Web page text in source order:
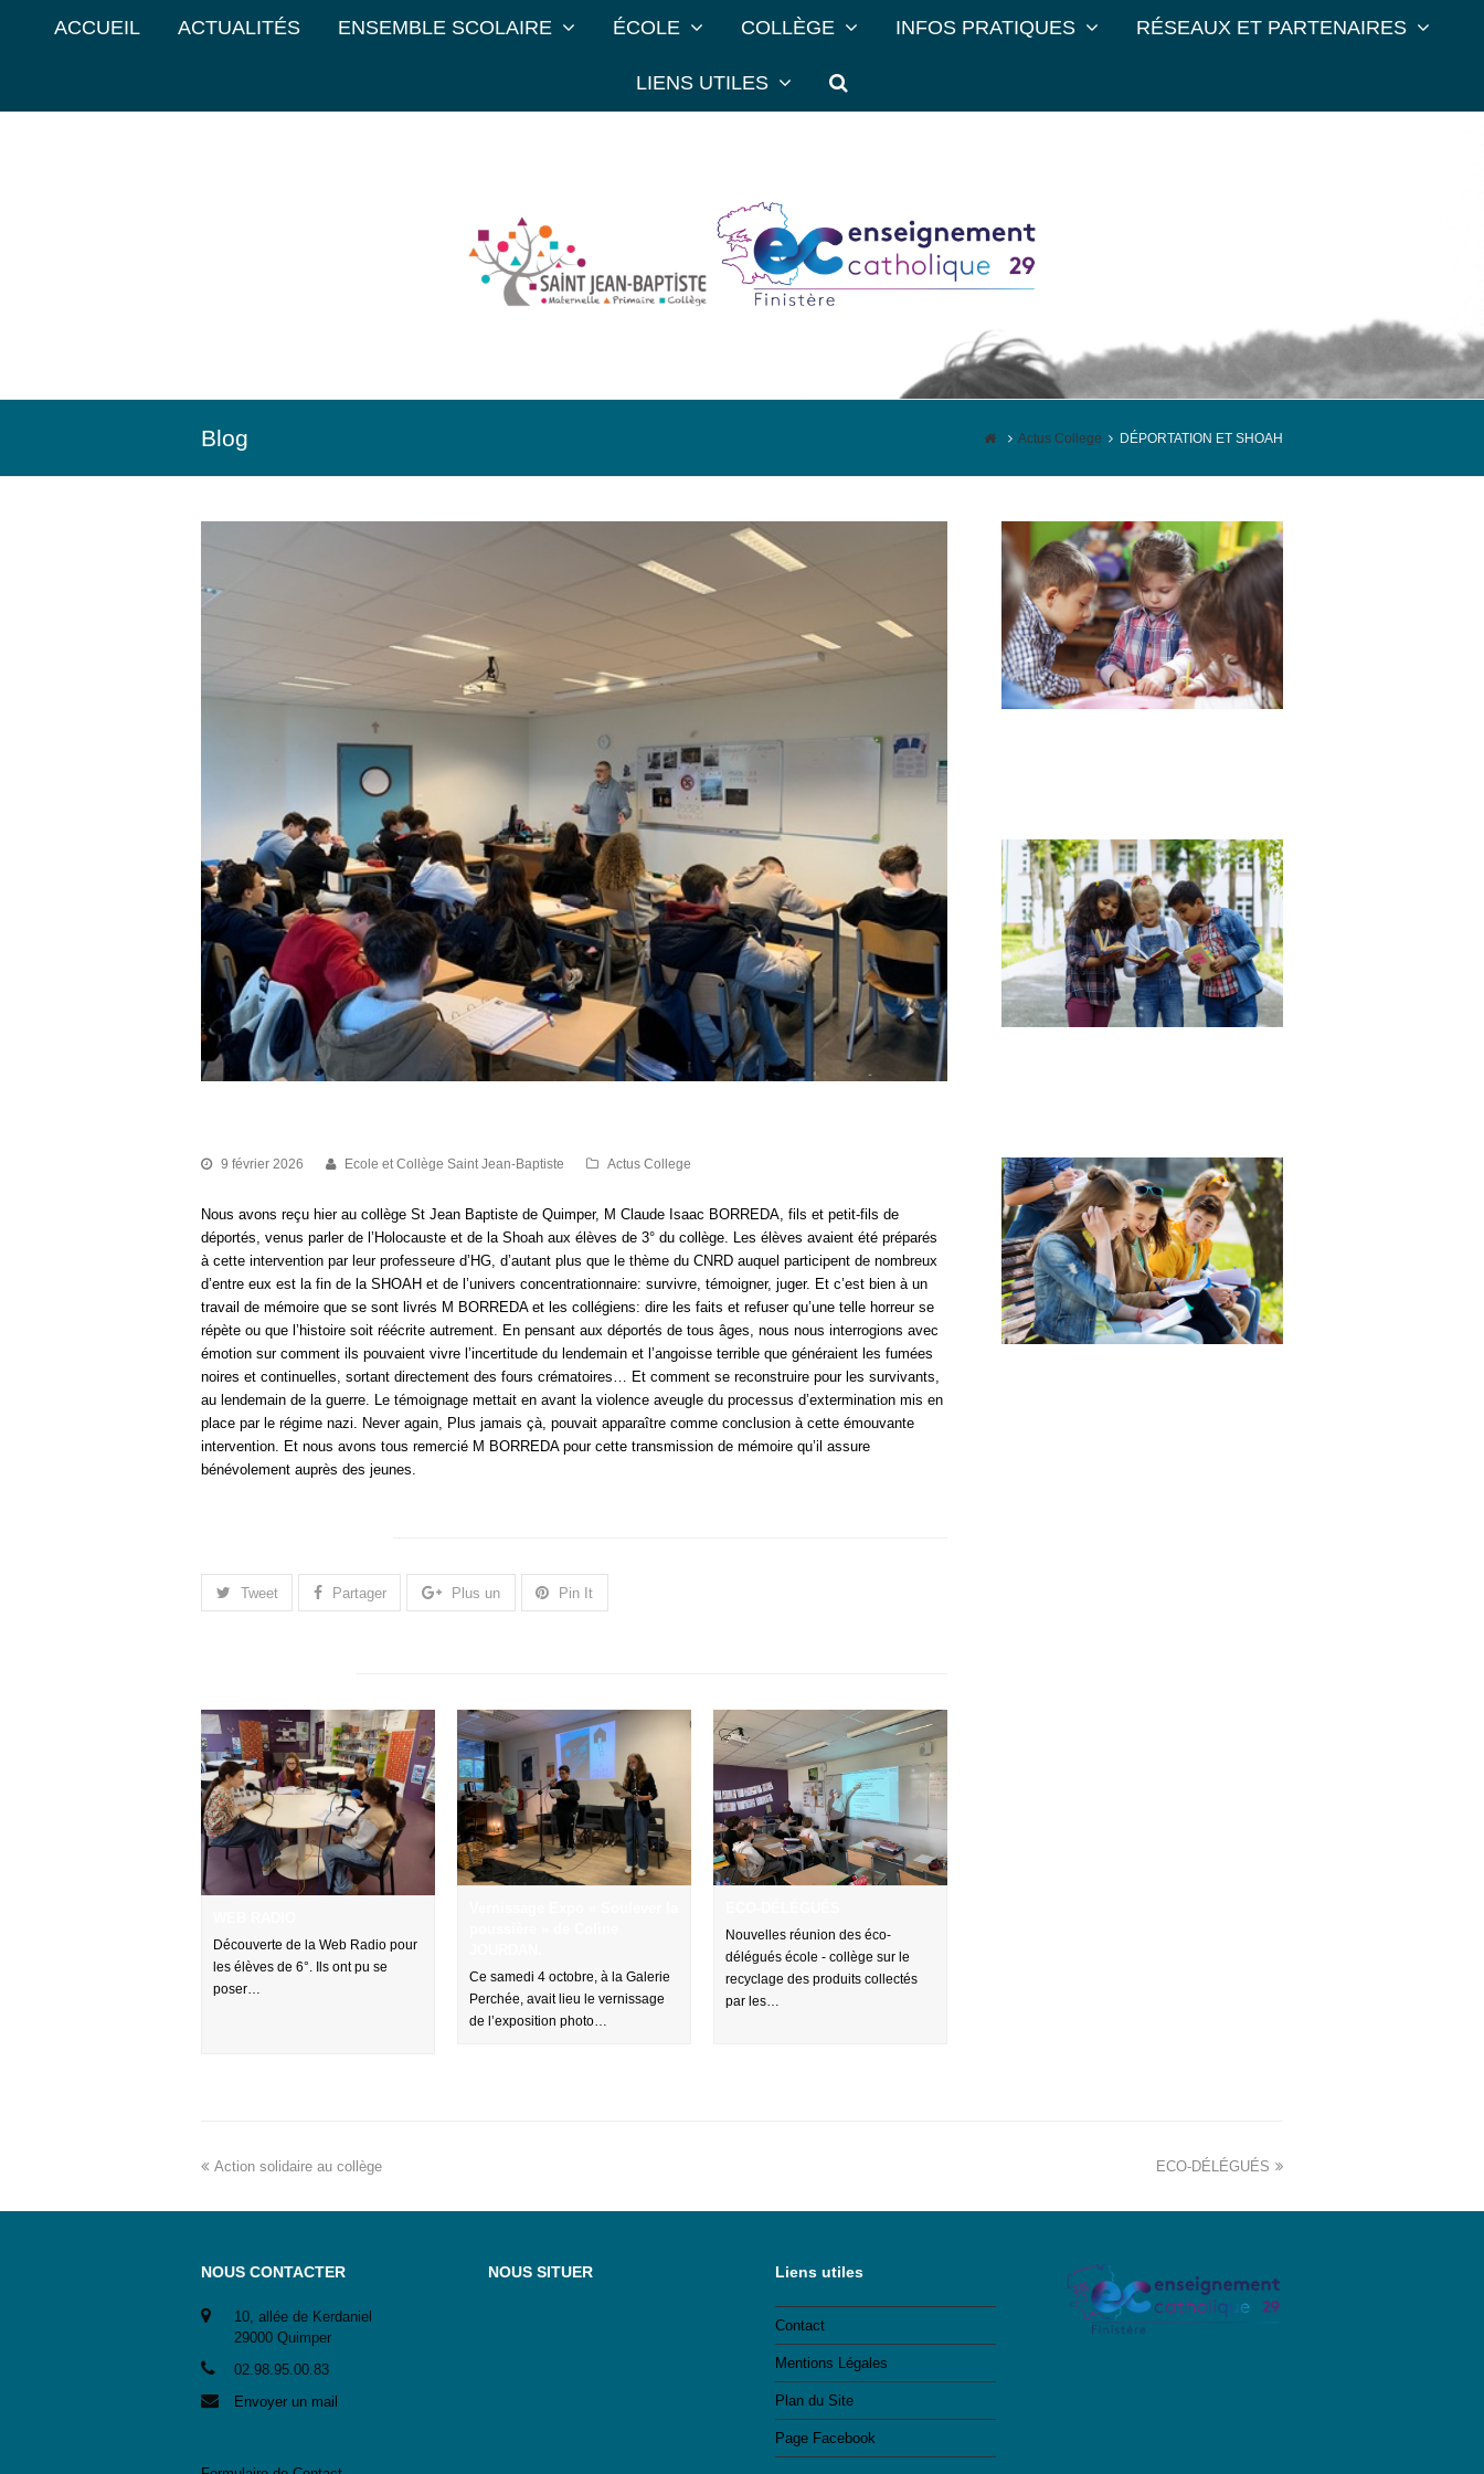
ACCUEIL ACTUALITÉS ENSEMBLE SCOLAIRE ÉCOLE COLLÈGE INFOS PRATIQUES RÉSEAUX ET PARTENAIRES
LIENS UTILES
Blog Actus College DÉPORTATION ET SHOAH
9 février 2026 Ecole et Collège Saint Jean-Baptiste Actus College
Nous avons reçu hier au collège St Jean Baptiste de Quimper, M Claude Isaac BORREDA, fils et petit-fils de
déportés, venus parler de l’Holocauste et de la Shoah aux élèves de 3° du collège. Les élèves avaient été préparés
à cette intervention par leur professeure d’HG, d’autant plus que le thème du CNRD auquel participent de nombreux
d’entre eux est la fin de la SHOAH et de l’univers concentrationnaire: survivre, témoigner, juger. Et c’est bien à un
travail de mémoire que se sont livrés M BORREDA et les collégiens: dire les faits et refuser qu’une telle horreur se
répète ou que l’histoire soit réécrite autrement. En pensant aux déportés de tous âges, nous nous interrogions avec
émotion sur comment ils pouvaient vivre l’incertitude du lendemain et l’angoisse terrible que généraient les fumées
noires et continuelles, sortant directement des fours crématoires… Et comment se reconstruire pour les survivants,
au lendemain de la guerre. Le témoignage mettait en avant la violence aveugle du processus d’extermination mis en
place par le régime nazi. Never again, Plus jamais çà, pouvait apparaître comme conclusion à cette émouvante
intervention. Et nous avons tous remercié M BORREDA pour cette transmission de mémoire qu’il assure
bénévolement auprès des jeunes.
Tweet Partager Plus un Pin It
Découverte de la Web Radio pour
les élèves de 6°. Ils ont pu se
poser…
Ce samedi 4 octobre, à la Galerie
Perchée, avait lieu le vernissage
de l’exposition photo…
Nouvelles réunion des éco-
délégués école - collège sur le
recyclage des produits collectés
par les…
Action solidaire au collège ECO-DÉLÉGUÉS
NOUS CONTACTER
10, allée de Kerdaniel
29000 Quimper
02.98.95.00.83
Envoyer un mail
NOUS SITUER Liens utiles
Contact
Mentions Légales
Plan du Site
Page Facebook